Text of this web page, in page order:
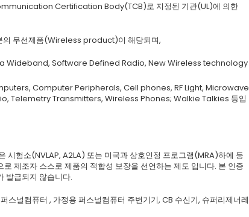
Certification Body(TCB)로 지정된 기관(UL)에 의한
무선제품(Wireless product)이 해당되며,
Wideband, Software Defined Radio, New Wireless technology
Computer Peripherals, Cell phones, RF Light, Microwave
Telemetry Transmitters, Wireless Phones; Walkie Talkies 등입
시험소(NVLAP, A2LA) 또는 미국과 상호인정 프로그램(MRA)하에 등
제조자 스스로 제품의 적합성 보장을 선언하는 제도 입니다. 본 인증
발급되지 않습니다.
스널컴퓨터 , 가정용 퍼스널컴퓨터 주변기기, CB 수신기, 슈퍼리제너레